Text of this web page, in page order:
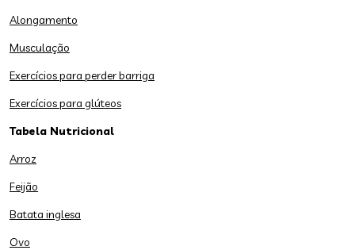
Alongamento
Musculação
Exercícios para perder barriga
Exercícios para glúteos
Tabela Nutricional
Arroz
Feijão
Batata inglesa
Ovo